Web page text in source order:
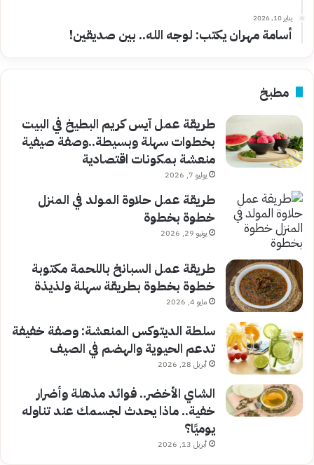
يناير 10, 2026
أسامة مهران يكتب: لوجه الله.. بين صديقين!
مطبخ
طريقة عمل آيس كريم البطيخ في البيت
بخطوات سهلة وبسيطة..وصفة صيفية
منعشة بمكونات اقتصادية
يوليو 7, 2026
طريقة عمل حلاوة المولد في المنزل
خطوة بخطوة
يونيو 29, 2026
طريقة عمل السبانخ باللحمة مكتوبة
خطوة بخطوة بطريقة سهلة ولذيذة
مايو 4, 2026
سلطة الديتوكس المنعشة: وصفة خفيفة
تدعم الحيوية والهضم في الصيف
أبريل 28, 2026
الشاي الأخضر.. فوائد مذهلة وأضرار
خفية.. ماذا يحدث لجسمك عند تناوله
يوميًا؟
أبريل 13, 2026